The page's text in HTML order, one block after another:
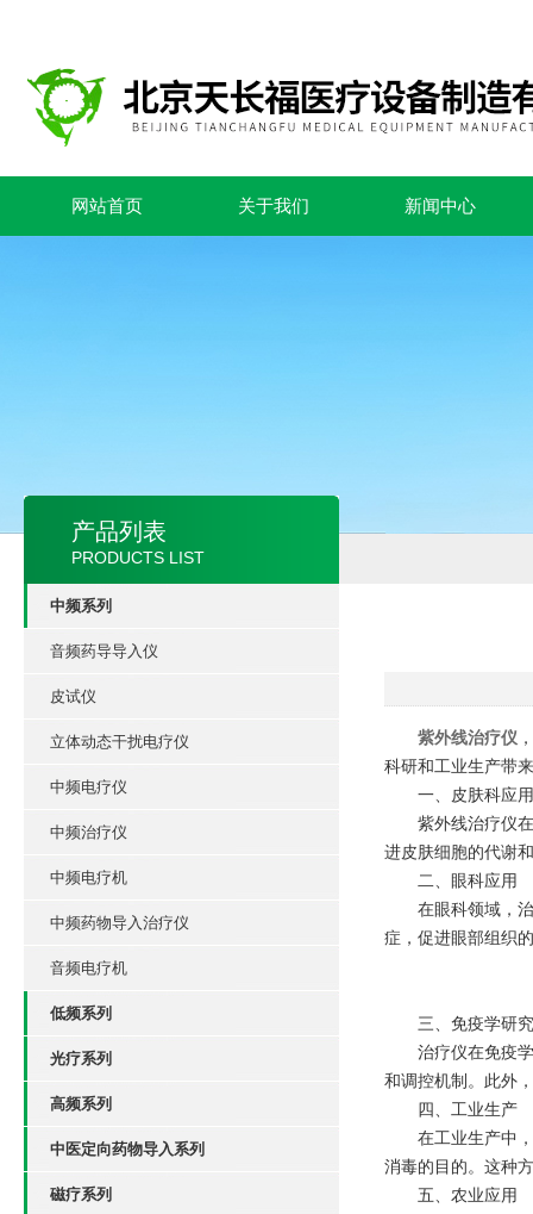
网站首页 关于我们 新闻中心
产品列表
PRODUCTS LIST
中频系列
音频药导导入仪
皮试仪
立体动态干扰电疗仪
中频电疗仪
中频治疗仪
中频电疗机
中频药物导入治疗仪
音频电疗机
低频系列
光疗系列
高频系列
中医定向药物导入系列
磁疗系列
紫外线治疗仪
科研和工业生产带
一、皮肤科应用
紫外线治疗仪在
进皮肤细胞的代谢
二、眼科应用
在眼科领域，治
症，促进眼部组织
三、免疫学研究
治疗仪在免疫学
和调控机制。此外
四、工业生产
在工业生产中，
消毒的目的。这种
五、农业应用